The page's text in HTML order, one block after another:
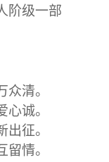
阶级一部
清。
诚。
征。
情。